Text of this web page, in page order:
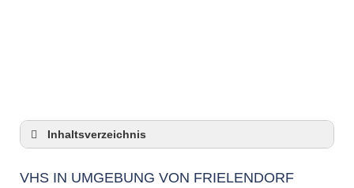
Inhaltsverzeichnis
3 Quicktipps
VHS IN UMGEBUNG VON FRIELENDORF